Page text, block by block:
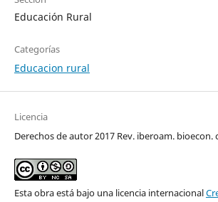
Educación Rural
Categorías
Educacion rural
Licencia
Derechos de autor 2017 Rev. iberoam. bioecon.
Esta obra está bajo una licencia internacional